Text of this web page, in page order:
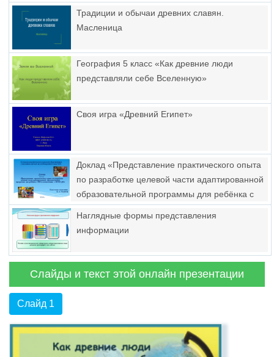
Традиции и обычаи древних славян.
Масленица
География 5 класс «Как древние люди
представляли себе Вселенную»
Своя игра «Древний Египет»
Доклад «Представление практического опыта
по разработке целевой части адаптированной
образовательной программы для ребёнка с
Наглядные формы представления
информации
Слайды и текст этой онлайн презентации
Слайд 1